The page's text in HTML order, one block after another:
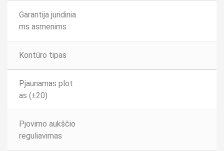
Garantija juridinia
ms asmenims
Kontūro tipas
Pjaunamas plot
as (±20)
Pjovimo aukščio
reguliavimas